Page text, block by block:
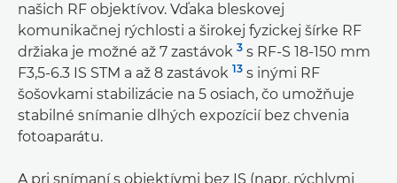
našich RF objektívov. Vďaka bleskovej
komunikačnej rýchlosti a širokej fyzickej šírke RF
držiaka je možné až 7 zastávok 3 s RF-S 18-150 mm
F3,5-6.3 IS STM a až 8 zastávok 13 s inými RF
šošovkami stabilizácie na 5 osiach, čo umožňuje
stabilné snímanie dlhých expozícií bez chvenia
fotoaparátu.
A pri snímaní s objektívmi bez IS (napr. rýchlymi